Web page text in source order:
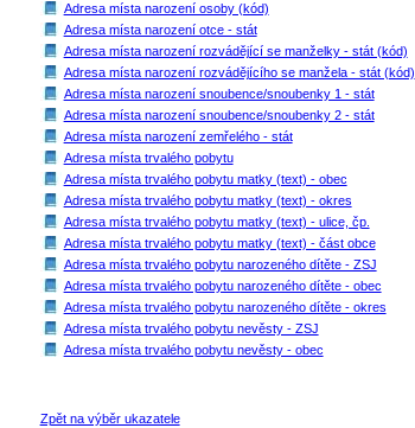
Adresa místa narození osoby (kód)
Adresa místa narození otce - stát
Adresa místa narození rozvádějící se manželky - stát (kód)
Adresa místa narození rozvádějícího se manžela - stát (kód)
Adresa místa narození snoubence/snoubenky 1 - stát
Adresa místa narození snoubence/snoubenky 2 - stát
Adresa místa narození zemřelého - stát
Adresa místa trvalého pobytu
Adresa místa trvalého pobytu matky (text) - obec
Adresa místa trvalého pobytu matky (text) - okres
Adresa místa trvalého pobytu matky (text) - ulice, čp.
Adresa místa trvalého pobytu matky (text) - část obce
Adresa místa trvalého pobytu narozeného dítěte - ZSJ
Adresa místa trvalého pobytu narozeného dítěte - obec
Adresa místa trvalého pobytu narozeného dítěte - okres
Adresa místa trvalého pobytu nevěsty - ZSJ
Adresa místa trvalého pobytu nevěsty - obec
Zpět na výběr ukazatele